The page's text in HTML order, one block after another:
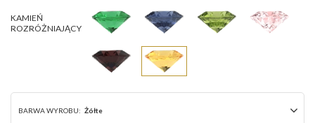
KAMIEŃ
ROZRÓŻNIAJĄCY
BARWA WYROBU: Żółte